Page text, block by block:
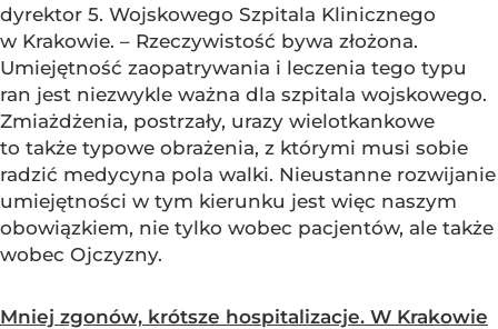
dyrektor 5. Wojskowego Szpitala Klinicznego
w Krakowie. – Rzeczywistość bywa złożona.
Umiejętność zaopatrywania i leczenia tego typu
ran jest niezwykle ważna dla szpitala wojskowego.
Zmiażdżenia, postrzały, urazy wielotkankowe
to także typowe obrażenia, z którymi musi sobie
radzić medycyna pola walki. Nieustanne rozwijanie
umiejętności w tym kierunku jest więc naszym
obowiązkiem, nie tylko wobec pacjentów, ale także
wobec Ojczyzny.
Mniej zgonów, krótsze hospitalizacje. W Krakowie